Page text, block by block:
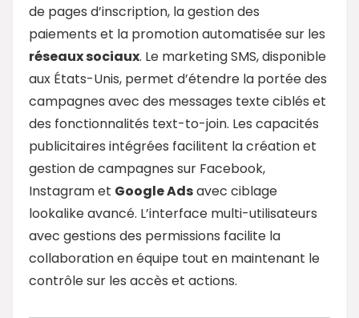
de pages d’inscription, la gestion des
paiements et la promotion automatisée sur les
réseaux sociaux. Le marketing SMS, disponible
aux États-Unis, permet d’étendre la portée des
campagnes avec des messages texte ciblés et
des fonctionnalités text-to-join. Les capacités
publicitaires intégrées facilitent la création et
gestion de campagnes sur Facebook,
Instagram et Google Adsavec ciblage
lookalike avancé. L’interface multi-utilisateurs
avec gestions des permissions facilite la
collaboration en équipe tout en maintenant le
contrôle sur les accès et actions.